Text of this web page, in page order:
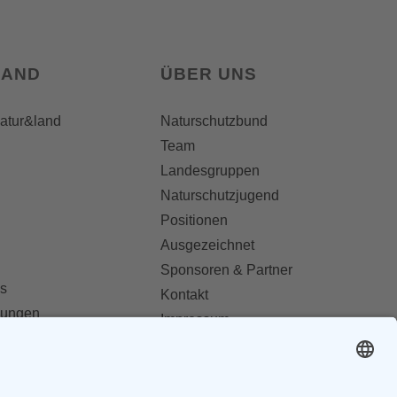
ÜBER UNS
Naturschutzbund
Team
Landesgruppen
Naturschutzjugend
Positionen
Ausgezeichnet
Sponsoren & Partner
Kontakt
Impressum